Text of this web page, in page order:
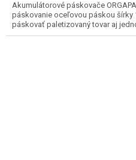
Akumulátorové páskovače
páskovanie oceľovou páskou šírky
páskovať paletizovaný tovar aj